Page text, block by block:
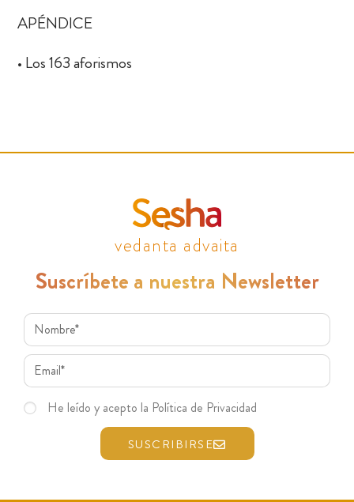
APÉNDICE
• Los 163 aforismos
vedanta advaita
Suscríbete a nuestra Newsletter
He leído y acepto la Política de Privacidad
SUSCRIBIRSE